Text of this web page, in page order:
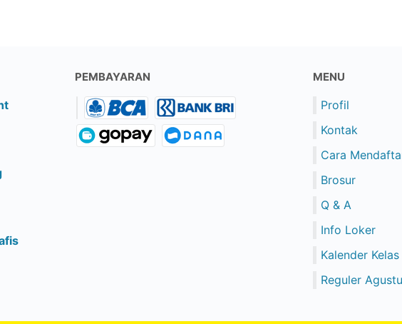
PEMBAYARAN MENU
Profil
Kontak
Cara
Brosur
Q & A
Info Loker
Kalender
Reguler